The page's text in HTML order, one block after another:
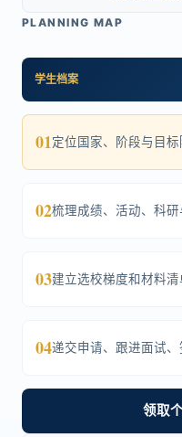
PLANNING MAP
学生档案
01定位国家、阶段与目标
02梳理成绩、活动、科
03建立选校梯度和材料清
04递交申请、跟进面试
领取